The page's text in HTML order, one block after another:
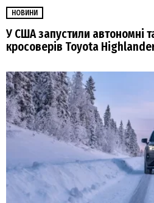
НОВИНИ
У США запустили автономні
кросоверів Toyota